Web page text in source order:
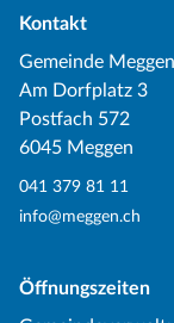
Kontakt
Gemeinde Meggen
Am Dorfplatz 3
Postfach 572
6045 Meggen
041 379 81 11
info@meggen.ch
Öffnungszeiten